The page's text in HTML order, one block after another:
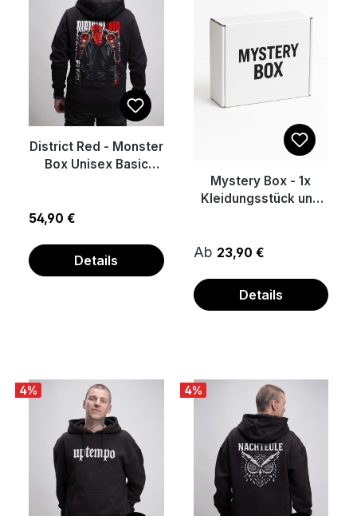
District Red - Monster
Box Unisex Basic
Regulärer Preis:
54,90 €
Details
Mystery Box - 1x
Kleidungsstück und
Regulärer Preis:
Ab 23,90 €
Details
4% 4%